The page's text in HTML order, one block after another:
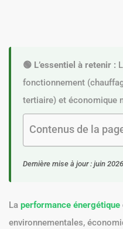
🟢 L’essentiel à retenir :
fonctionnement
tertiaire) et économique
Contenus de la
Dernière mise à jour : juin 2026
La performance énergétique
environnementales,